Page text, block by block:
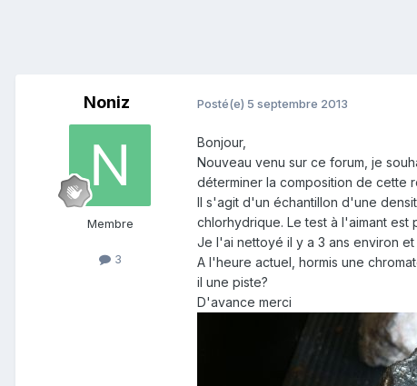
Noniz
Membre
3
Posté(e) 5 septembre 2013
Bonjour,
Nouveau venu sur ce forum, je
déterminer la composition de cette
Il s'agit d'un échantillon d'une
chlorhydrique. Le test à l'aimant
Je l'ai nettoyé il y a 3 ans environ
A l'heure actuel, hormis une
il une piste?
D'avance merci